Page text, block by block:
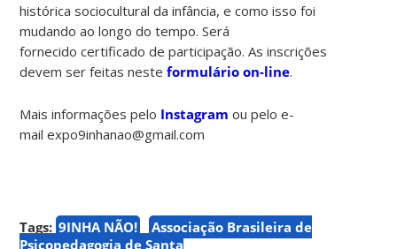
histórica sociocultural da infância, e como isso foi
mudando ao longo do tempo. Será
fornecido certificado de participação. As inscrições
devem ser feitas nesteformulário on-line.
Mais informações pelo Instagram ou pelo e-
mail expo9inhanao@gmail.com
Tags: 9INHA NÃO!
Associação Brasileira de
Psicopedagogia de Santa